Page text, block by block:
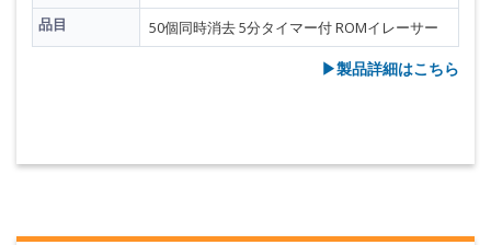
品目
50個同時消去 5分タイマー付 ROMイレーサー
▶︎製品詳細はこちら